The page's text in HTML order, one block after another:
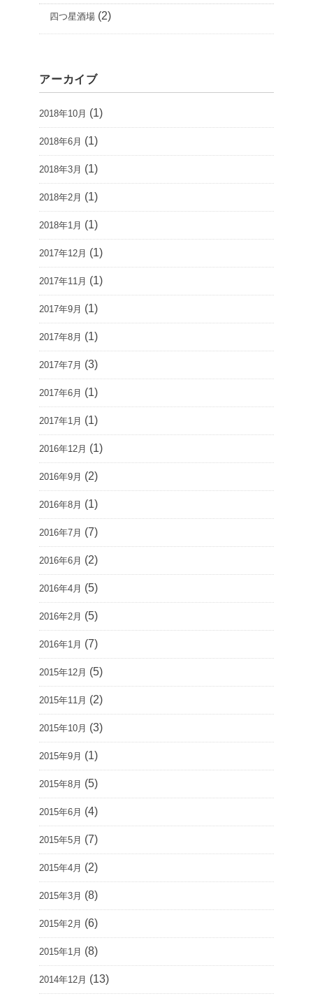
四つ星酒場 (2)
アーカイブ
2018年10月 (1)
2018年6月 (1)
2018年3月 (1)
2018年2月 (1)
2018年1月 (1)
2017年12月 (1)
2017年11月 (1)
2017年9月 (1)
2017年8月 (1)
2017年7月 (3)
2017年6月 (1)
2017年1月 (1)
2016年12月 (1)
2016年9月 (2)
2016年8月 (1)
2016年7月 (7)
2016年6月 (2)
2016年4月 (5)
2016年2月 (5)
2016年1月 (7)
2015年12月 (5)
2015年11月 (2)
2015年10月 (3)
2015年9月 (1)
2015年8月 (5)
2015年6月 (4)
2015年5月 (7)
2015年4月 (2)
2015年3月 (8)
2015年2月 (6)
2015年1月 (8)
2014年12月 (13)